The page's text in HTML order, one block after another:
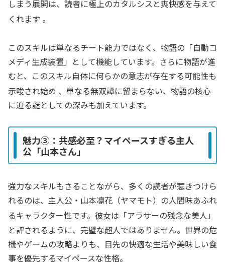
しまう展開は、読者に極上のカタルシスと爽快感を与えて
くれます 。
このスキルは単なるチート能力ではなく、物語の「自動コ
メディ生成装置」として機能しています。さらに物語が進
むと、このスキル自体に何らかの意志が存在する可能性も
示唆され始め 、単なる無双譚に留まらない、物語の核心
に迫る謎としての深みも加えています。
魅力③：共感必至？マイペースすぎる主人
公「山本さん」
強力なスキルもさることながら、多くの読者が惹きつけら
れるのは、主人公・山本凛花（ヤマモト）の人間味あふれ
るキャラクター性です。彼女は「アラサーの残念な美人」
と評されるように、完璧な超人ではありません。世界の危
機やゲームの攻略よりも、目先の快適な生活や美味しい食
事を優先するマイペースな性格。